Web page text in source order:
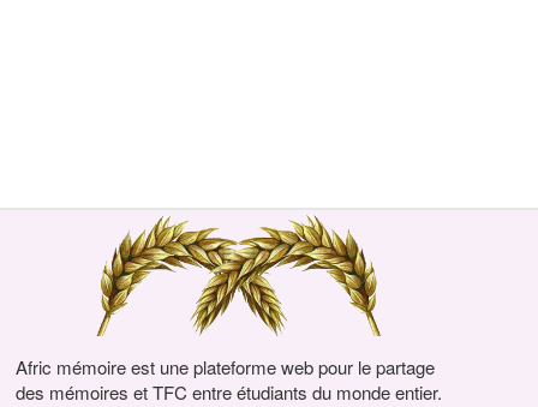
Afric mémoire est une plateforme web pour le partage
des mémoires et TFC entre étudiants du monde entier.